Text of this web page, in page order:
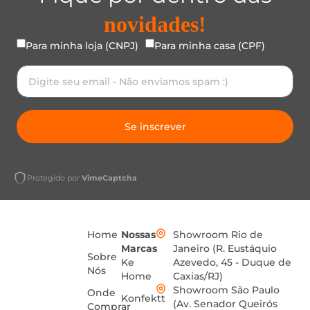
novidades!
Para minha loja (CNPJ) Para minha casa (CPF)
Se inscrever
Protegido por VimeCaptcha
Home
Sobre
Nós
Onde
Comprar
Nossas
Marcas
Ke
Home
Konfektt
Showroom Rio de
Janeiro (R. Eustáquio
Azevedo, 45 - Duque de
Caxias/RJ)
Showroom São Paulo
(Av. Senador Queirós